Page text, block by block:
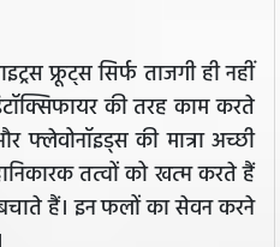
फ्रूट्स सिर्फ ताजगी ही नहीं
की तरह काम करते
फ्लेवोनॉइड्स की मात्रा अच्छी
तत्वों को खत्म करते हैं
हैं। इन फलों का सेवन करने